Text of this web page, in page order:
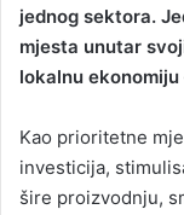
jednog sektora.
mjesta unutar
lokalnu ekonomiju
Kao prioritetne
investicija,
šire proizvodnju,